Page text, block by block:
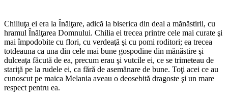
Chiliuţa ei era la Înălţare, adică la biserica din deal a mănăstirii, cu
hramul Înălţarea Domnului. Chilia ei trecea prin­tre cele mai curate şi
mai împodobite cu flori, cu verdeaţă şi cu pomi roditori; ea trecea
totdeauna ca una din cele mai bune gospodine din mănăstire şi
dulceaţa fă­cută de ea, precum erau şi vutcile ei, ce se trimeteau de
stariţă pe la rudele ei, ca fără de asemănare de bune. Toţi acei ce au
cunoscut pe maica Melania aveau o de­osebită dragoste şi un mare
respect pen­tru ea.